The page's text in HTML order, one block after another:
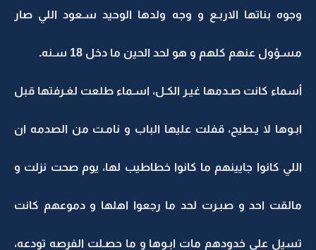
وجوه بناتها الاربـع و وجه ولدها الوحيد سـعود اللي صار
مسـؤول عنهم كلهم و هو لحد الحين ما دخل 18 سـنه.
أسماء كانت صـدمها غيـر الكـل، اسـماء طلعت لغـرفتها قبل
ابـوها لا يـطيح، قفلت عليها الباب و نامـت من الصدمه ان
اللي كانوا جايينهم ما كانوا خطاطيب لها، يوم صحت نزلت و
مالقت احد و صبـرت لحد ما رجعوا اهلها و دموعهم كانت
تسيل على خدودهم مات ابـوها و ما حصـلت الفرصه تودعه،